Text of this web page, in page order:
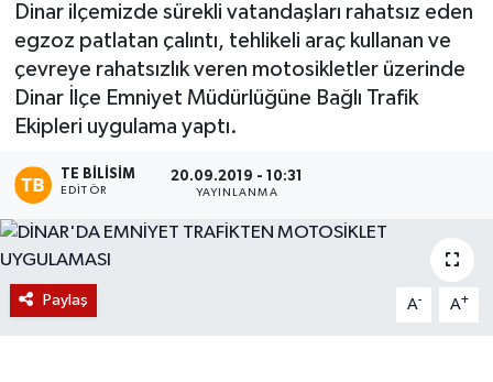
Dinar ilçemizde sürekli vatandaşları rahatsız eden
egzoz patlatan çalıntı, tehlikeli araç kullanan ve
çevreye rahatsızlık veren motosikletler üzerinde
Dinar İlçe Emniyet Müdürlüğüne Bağlı Trafik
Ekipleri uygulama yaptı.
TE BILISIM
EDITÖR
20.09.2019 - 10:31
YAYINLANMA
Paylaş A- A+
Ekonomi
Magazin
Etkinlikler